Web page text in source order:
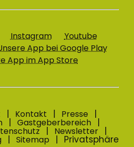
Instagram
Youtube
App bei Google Play
App im App Store
Kontakt Presse
Gastgeberbereich
Newsletter
Sitemap Privatsphäre